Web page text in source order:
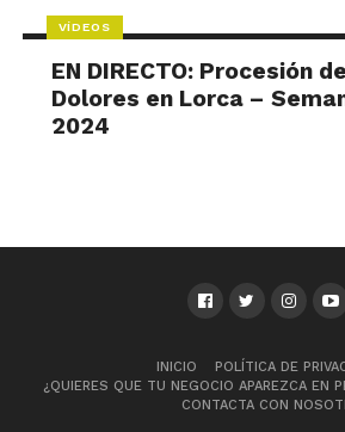
VÍDEOS
EN DIRECTO: Procesión
Dolores en Lorca –
2024
INICIO
POLÍTICA DE
¿QUIERES QUE TU NEGOCIO APAREZCA EN
CONTACTA CON